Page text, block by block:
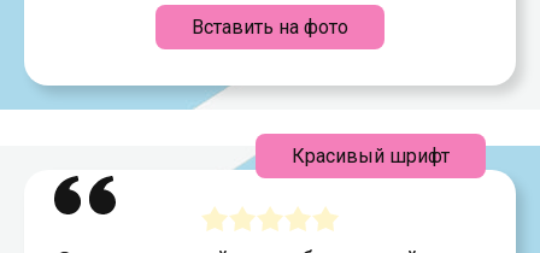
Вставить на фото
Красивый шрифт